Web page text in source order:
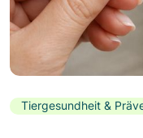
Tiergesundheit &